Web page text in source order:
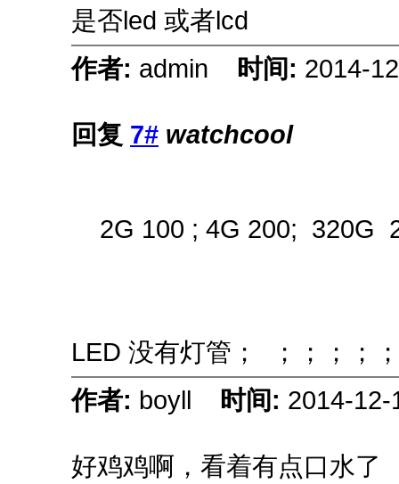
是否led 或者lcd
作者: admin 时间: 2014-
回复 7# watchcool
2G 100 ; 4G 200; 320G
LED 没有灯管； ；；；；
作者: boyll 时间: 2014-12-
好鸡鸡啊，看着有点口水了